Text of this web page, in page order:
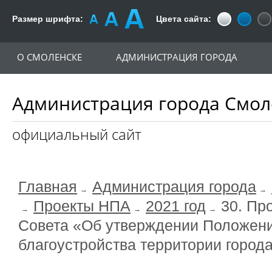
Размер шрифта: Цвета сайта:
Администрация города
официальный сайт
О СМОЛЕНСКЕ АДМИНИСТРАЦИЯ ГОРОДА
Главная Администрация города
Проекты НПА
2021 год
30.
Совета «Об утверждении
благоустройства территории